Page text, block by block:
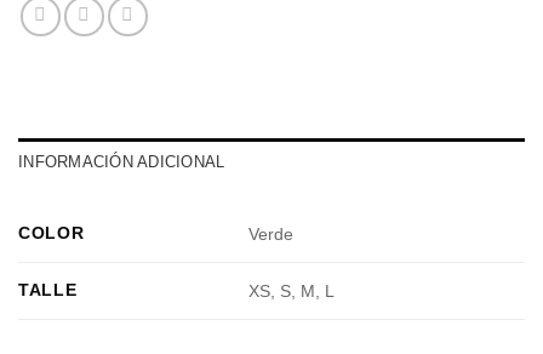
INFORMACIÓN ADICIONAL
COLOR Verde
TALLE XS, S, M, L